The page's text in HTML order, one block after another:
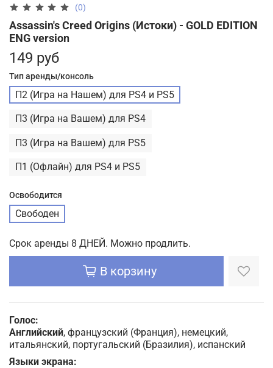
(0)
Assassin's Creed Origins (Истоки) - GOLD EDITION
ENG version
149 руб
Тип аренды/консоль
П2 (Игра на Нашем) для PS4 и PS5
П3 (Игра на Вашем) для PS4
П3 (Игра на Вашем) для PS5
П1 (Офлайн) для PS4 и PS5
Освободится
Свободен
Срок аренды 8 ДНЕЙ. Можно продлить.
В корзину
Голос:
Английский, французский (Франция), немецкий,
итальянский, португальский (Бразилия), испанский
Языки экрана: